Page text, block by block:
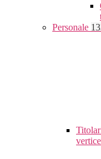
Personale
vertice